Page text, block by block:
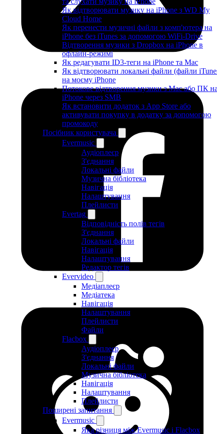
Як відтворювати музику на iPhone з WD My
Cloud Home
Як перенести музичні файли з комп'ютера на
iPhone без iTunes за допомогою WiFi-Drive
Відтворення музики з Dropbox на iPhone в
офлайн-режимі
Як редагувати ID3-теги на iPhone та Mac
Як відтворювати локальні файли (файли
на моєму iPhone
Потокове відтворення музики з Mac або ПК
iPhone через SMB
Як встановити додаток з App Store або
активувати покупку в додатку за допомогою
промокоду
Посібник користувача
Evermusic
Аудіоплеєр
З'єднання
Локальні файли
Музична бібліотека
Навігація
Налаштування
Плейлисти
Evertag
Відповідність полів тегів
З'єднання
Локальні файли
Навігація
Налаштування
Редактор тегів
Evervideo
Медіаплеєр
Медіатека
Навігація
Налаштування
Плейлисти
Файли
Flacbox
Аудіоплеєр
З'єднання
Локальні файли
Музична бібліотека
Навігація
Налаштування
Плейлисти
Поширені запитання
Evermusic
Яка різниця між Evermusic і Flacbox